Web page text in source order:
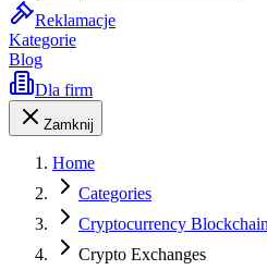
Reklamacje
Kategorie
Blog
Dla firm
Zamknij
Home
Categories
Cryptocurrency Blockchain
Crypto Exchanges